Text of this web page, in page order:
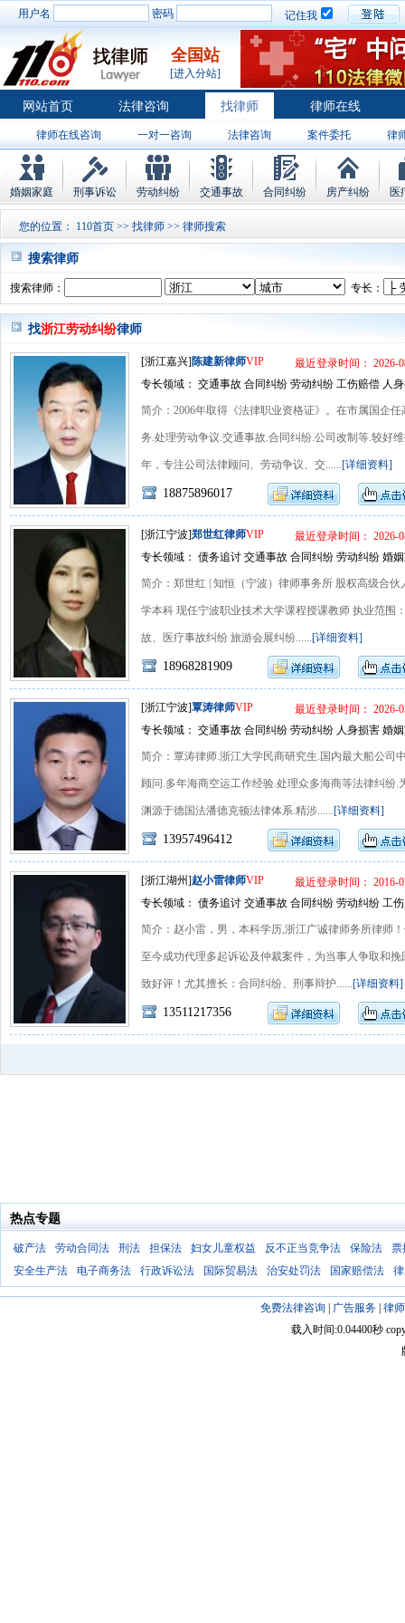
用户名 密码 记住我
全国站
[进入分站]
网站首页 法律咨询 找律师 律师在线
律师在线咨询 一对一咨询 法律咨询 案件委托 律
婚姻家庭 刑事诉讼 劳动纠纷 交通事故 合同纠纷 房产纠纷 医
您的位置： 110首页 >> 找律师 >> 律师搜索
搜索律师
搜索律师： 专长：
找浙江劳动纠纷律师
[浙江嘉兴] 陈建新律师VIP
最近登录时间： 2026-
专长领域： 交通事故 合同纠纷 劳动纠纷 工伤赔偿 人
简介：2006年取得《法律职业资格证》。在市属国企
务.处理劳动争议.交通事故.合同纠纷.公司改制等.较好
年，专注公司法律顾问、劳动争议、交......[详细资料]
18875896017
[浙江宁波]郑世红律师VIP
最近登录时间： 2026-
专长领域： 债务追讨 交通事故 合同纠纷 劳动纠纷 婚
简介：郑世红 | 知恒（宁波）律师事务所 股权高级合
学本科 现任宁波职业技术大学课程授课教师 执业范围
故、医疗事故纠纷 旅游会展纠纷......[详细资料]
18968281909
[浙江宁波]覃涛律师VIP
最近登录时间： 2026-
专长领域： 交通事故 合同纠纷 劳动纠纷 人身损害 婚
简介：覃涛律师.浙江大学民商研究生.国内最大船公司
顾问.多年海商空运工作经验.处理众多海商等法律纠纷
渊源于德国法潘德克顿法律体系.精涉......[详细资料]
13957496412
[浙江湖州]赵小雷律师VIP
最近登录时间： 2016-
专长领域： 债务追讨 交通事故 合同纠纷 劳动纠纷 工
简介：赵小雷，男，本科学历,浙江广诚律师务所律师
至今成功代理多起诉讼及仲裁案件，为当事人争取和
致好评！尤其擅长：合同纠纷、刑事辩护......[详细资料]
13511217356
热点专题
破产法 劳动合同法 刑法 担保法 妇女儿童权益 反不正当竞争法 保险法
票
安全生产法
电子商务法 行政诉讼法 国际贸易法 治安处罚法 国家赔偿法
免费法律咨询 广告服务| 律
载入时间:0.04400秒